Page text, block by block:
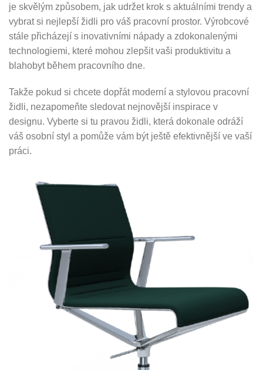
je skvělým způsobem, jak udržet krok s aktuálními trendy a
vybrat si nejlepší židli pro váš pracovní prostor. Výrobcové
stále přicházejí s inovativními nápady a zdokonalenými
technologiemi, které mohou zlepšit vaši produktivitu a
blahobyt během pracovního dne.
Takže pokud si chcete dopřát moderní a stylovou pracovní
židli, nezapomeňte sledovat nejnovější inspirace v
designu. Vyberte si tu pravou židli, která dokonale odráží
váš osobní styl a pomůže vám být ještě efektivnější ve vaší
práci.